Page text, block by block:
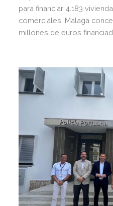
para financiar 4.183
comerciales. Málaga
millones de euros